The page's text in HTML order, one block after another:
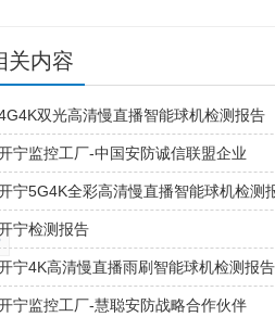
关内容
双光高清慢直播智能球机检测报告
宁监控工厂-中国安防诚信联盟企业
宁5G4K全彩高清慢直播智能球机检测
宁检测报告
宁4K高清慢直播雨刷智能球机检测报告
宁监控工厂-慧聪安防战略合作伙伴